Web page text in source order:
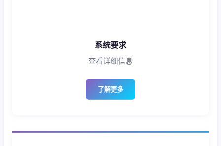
系统要求
查看详细信息
了解更多